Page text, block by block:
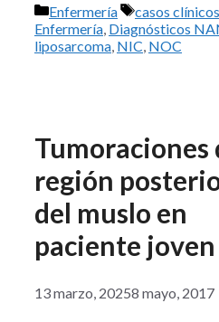
Categorías
Enfermería Etiquetas
casos
Enfermería Diagnósticos
liposarcoma NIC NOC
Tumoraciones
región
del muslo en
paciente joven
13 marzo, 20258 mayo, 2017